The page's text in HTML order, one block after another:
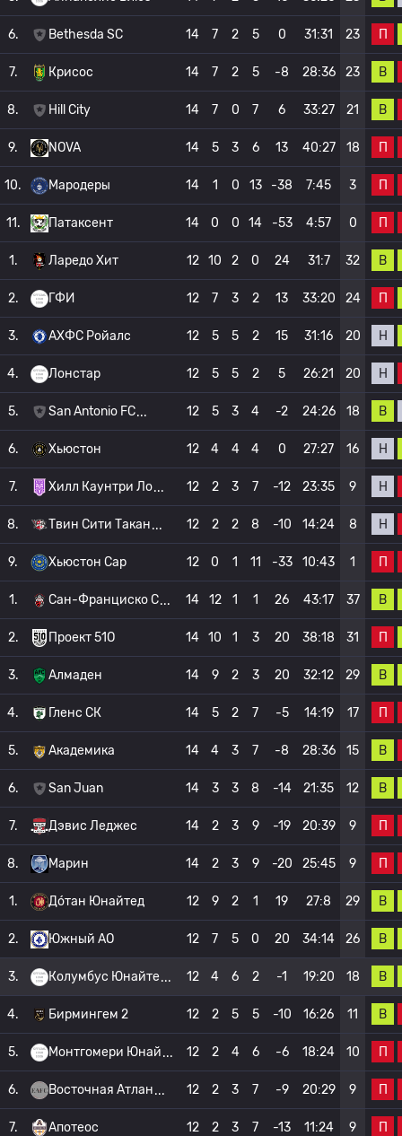
6. Bethesda SC 14 7 2 5 0 31:31 23 П
7. Крисос 14 7 2 5 -8 28:36 23 В
8. Hill City 14 7 0 7 6 33:27 21 В
9. NOVA 14 5 3 6 13 40:27 18 П
10. Мародеры 14 1 0 13 -38 7:45 3 П
11. Патаксент 14 0 0 14 -53 4:57 0 П
1. Ларедо Хит 12 10 2 0 24 31:7 32 В
2. ГФИ 12 7 3 2 13 33:20 24 П
3. АХФС Ройалс 12 5 5 2 15 31:16 20 Н
4. Лонстар 12 5 5 2 5 26:21 20 Н
5. San Antonio FC 12 5 3 4 -2 24:26 18 В
6. Хьюстон 12 4 4 4 0 27:27 16 Н
7. Хилл Каунтри Ло 12 2 3 7 -12 23:35 9 Н
8. Твин Сити Такан 12 2 2 8 -10 14:24 8 Н
9. Хьюстон Сар 12 0 1 11 -33 10:43 1 П
1. Сан-Франциско С 14 12 1 1 26 43:17 37 В
2. Проект 51О 14 10 1 3 20 38:18 31 П
3. Алмаден 14 9 2 3 20 32:12 29 В
4. Гленс СК 14 5 2 7 -5 14:19 17 П
5. Академика 14 4 3 7 -8 28:36 15 В
6. San Juan 14 3 3 8 -14 21:35 12 В
7. Дэвис Леджес 14 2 3 9 -19 20:39 9 П
8. Марин 14 2 3 9 -20 25:45 9 П
1. До́тан Юнайтед 12 9 2 1 19 27:8 29 В
2. Южный АО 12 7 5 0 20 34:14 26 В
3. Колумбус Юнайте 12 4 6 2 -1 19:20 18 В
4. Бирмингем 2 12 2 5 5 -10 16:26 11 В
5. Монтгомери Юнай 12 2 4 6 -6 18:24 10 П
6. Восточная Атлан 12 2 3 7 -9 20:29 9 П
7. Апотеос 12 2 3 7 -13 11:24 9 П